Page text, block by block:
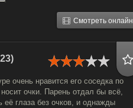
Смотреть онлайн
очень нравится его соседка по
очки. Парень отдал бы всё,
её глаза без очков, и однажды